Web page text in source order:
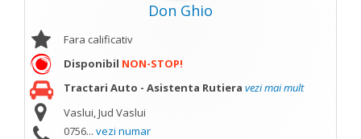
Don Ghio
Fara calificativ
Disponibil NON-STOP!
Tractari Auto - Asistenta Rutiera vezi mai mult
Vaslui, Jud Vaslui
0756... vezi numar